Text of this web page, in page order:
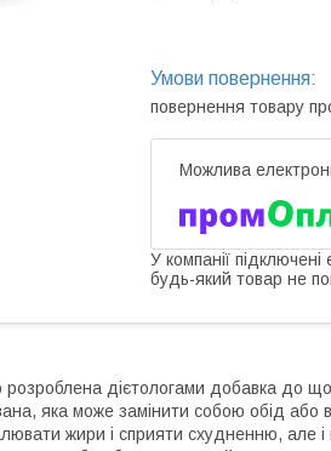
повернення товару
У компанії
будь-який товар не
розроблена дієтологами добавка до
яка може замінити собою обід або
жири і сприяти схудненню, але